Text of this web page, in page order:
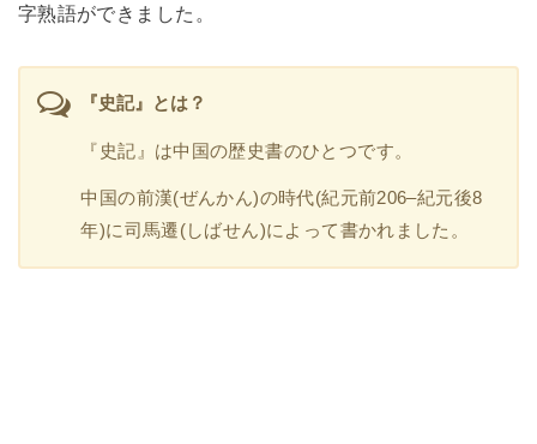
字熟語ができました。
『史記』とは？
『史記』は中国の歴史書のひとつです。
中国の前漢(ぜんかん)の時代(紀元前206–紀元後8
年)に司馬遷(しばせん)によって書かれました。